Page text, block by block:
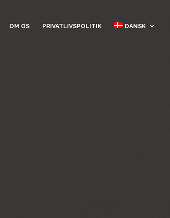
OM OS PRIVATLIVSPOLITIK DANSK